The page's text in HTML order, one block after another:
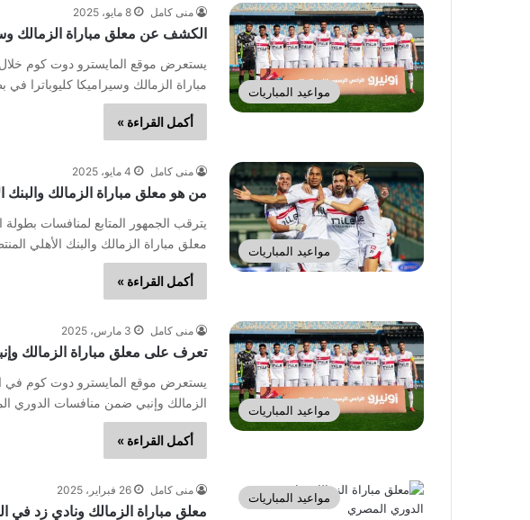
مواعيد المباريات
منى كامل 8 مايو، 2025
الكشف عن معلق مباراة الزمالك
يستعرض موقع المايسترو دوت كوم
مباراة الزمالك وسيراميكا كليوباترا
أكمل القراءة »
مواعيد المباريات
منى كامل 4 مايو، 2025
من هو معلق مباراة الزمالك
يترقب الجمهور المتابع لمنافسات
معلق مباراة الزمالك والبنك الأهلي
أكمل القراءة »
مواعيد المباريات
منى كامل 3 مارس، 2025
تعرف على معلق مباراة الزمالك
يستعرض موقع المايسترو دوت كوم في
الزمالك وإنبي ضمن منافسات الدوري
أكمل القراءة »
مواعيد المباريات
منى كامل 26 فبراير، 2025
معلق مباراة الزمالك ونادي زد في